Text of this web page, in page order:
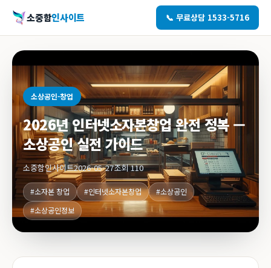
소중함인사이트 📞 무료상담 1533-5716
소상공인-창업
2026년 인터넷소자본창업 완전 정복 —
소상공인 실전 가이드
소중함인사이트2026-05-27조회 110
#소자본 창업 #인터넷소자본창업
#소상공인
#소상공인정보